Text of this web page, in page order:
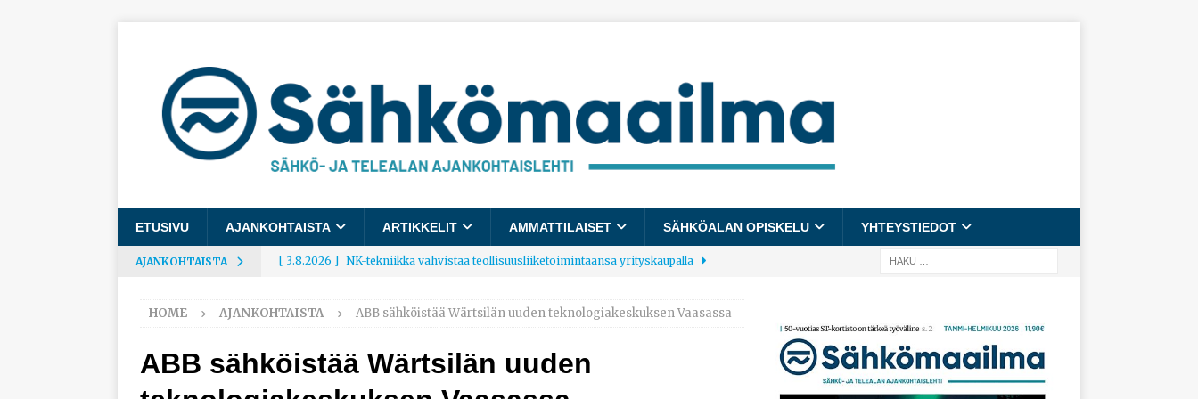
ETUSIVU AJANKOHTAISTA ARTIKKELIT AMMATTILAISET SÄHKÖALAN OPISKELU YHTEYSTIEDOT
AJANKOHTAISTA [ 3.8.2026 ] NK-tekniikka vahvistaa teollisuusliiketoimintaansa yrityskaupalla
[ 3.8.2026 ] Rakennusalalle tulee käyttöön yhteinen kestävyysraportointimalli
AJANKOHTAISTA
HOME AJANKOHTAISTA ABB sähköistää Wärtsilän uuden teknologiakeskuksen Vaasassa
ABB sähköistää Wärtsilän uuden